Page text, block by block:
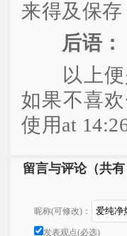
来得及保
后语：
以上便是
如果不喜
使用at
留言与评论（共有
昵称(可修改)：
发表观点(必选)